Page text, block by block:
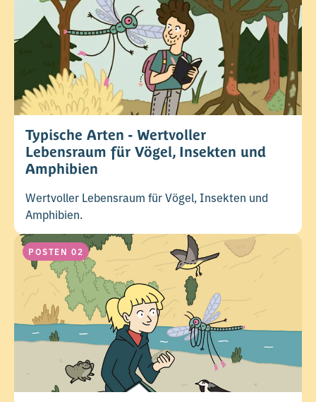
Typische Arten - Wertvoller
Lebensraum für Vögel, Insekten und
Amphibien
Wertvoller Lebensraum für Vögel, Insekten und
Amphibien.
POSTEN 02